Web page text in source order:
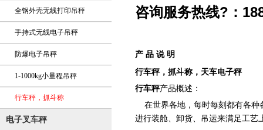
全钢外壳无线打印吊秤
手持式无线电子吊秤
防爆电子吊秤
1-1000kg小量程吊秤
行车秤，抓斗称
电子叉车秤
咨询服务热线?：
产 品 说 明
行车秤，抓斗称，天车电子秤
行车秤产品概述：
在世界各地，每时每刻都有各种
进行装舱、卸货、吊运来满足工艺